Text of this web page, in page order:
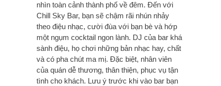
nhìn toàn cảnh thành phố về đêm. Đến với
Chill Sky Bar, bạn sẽ chậm rãi nhún nhảy
theo điệu nhạc, cười đùa với bạn bè và hớp
một ngụm cocktail ngon lành. DJ của bar khá
sành điệu, họ chơi những bản nhạc hay, chất
và có pha chút ma mị. Đặc biệt, nhân viên
của quán dễ thương, thân thiện, phục vụ tận
tình cho khách. Lưu ý trước khi vào bar bạn